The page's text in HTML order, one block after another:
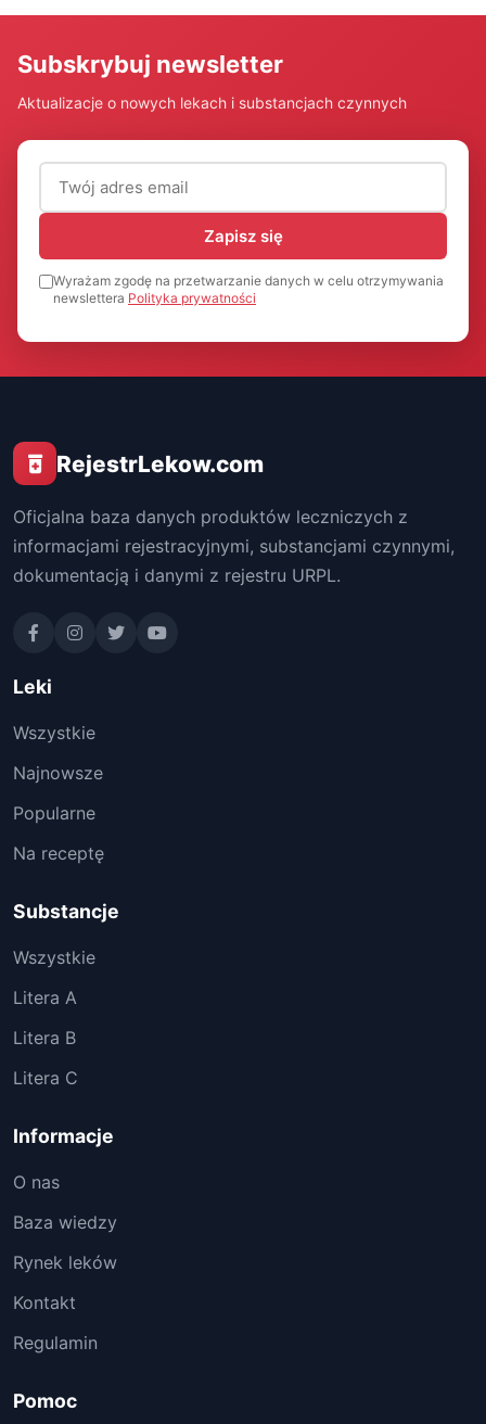
Subskrybuj newsletter
Aktualizacje o nowych lekach i substancjach czynnych
Adres email (wymagany)
Zapisz się
Wyrażam zgodę na przetwarzanie danych w celu otrzymywania
newslettera Polityka prywatności
RejestrLekow.com
Oficjalna baza danych produktów leczniczych z
informacjami rejestracyjnymi, substancjami czynnymi,
dokumentacją i danymi z rejestru URPL.
Leki
Wszystkie
Najnowsze
Popularne
Na receptę
Substancje
Wszystkie
Litera A
Litera B
Litera C
Informacje
O nas
Baza wiedzy
Rynek leków
Kontakt
Regulamin
Pomoc